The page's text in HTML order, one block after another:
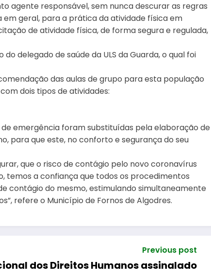
agente responsável, sem nunca descurar as regras
geral, para a prática da atividade física em
de atividade física, de forma segura e regulada,
delegado de saúde da ULS da Guarda, o qual foi
das aulas de grupo para esta população
dois tipos de atividades:
emergência foram substituídas pela elaboração de
para que este, no conforto e segurança do seu
que o risco de contágio pelo novo coronavírus
temos a confiança que todos os procedimentos
contágio do mesmo, estimulando simultaneamente
refere o Município de Fornos de Algodres.
Previous post
dos Direitos Humanos assinalado